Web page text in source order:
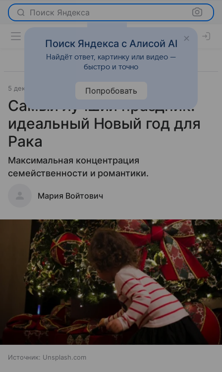
Поиск Яндекса
5 декабря 2025 Леди Mail Гороскопы
Самый лучший праздник:
идеальный Новый год для
Рака
Максимальная концентрация
семейственности и романтики.
Мария Войтович
Источник: Unsplash.com
Поиск Яндекса с Алисой AI
Найдёт ответ, картинку или видео —
быстро и точно
Попробовать